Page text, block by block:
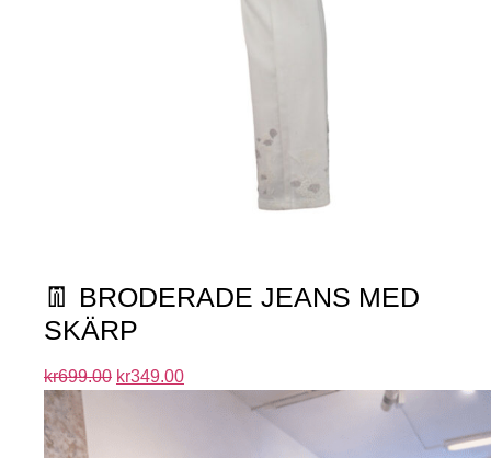
👖 BRODERADE JEANS MED
SKÄRP
kr699.00 kr349.00